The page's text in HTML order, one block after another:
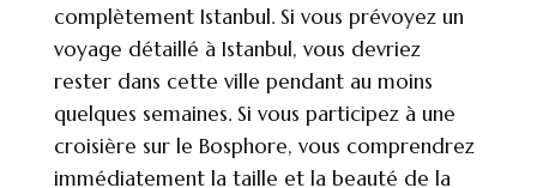
complètement Istanbul. Si vous prévoyez un
voyage détaillé à Istanbul, vous devriez
rester dans cette ville pendant au moins
quelques semaines. Si vous participez à une
croisière sur le Bosphore, vous comprendrez
immédiatement la taille et la beauté de la